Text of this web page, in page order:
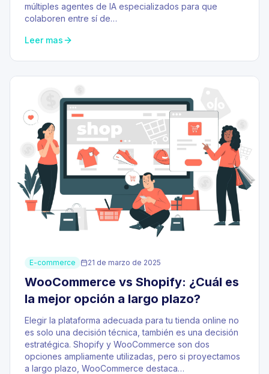
múltiples agentes de IA especializados para que
colaboren entre sí de…
Leer mas
E-commerce 21 de marzo de 2025
WooCommerce vs Shopify: ¿Cuál es
la mejor opción a largo plazo?
Elegir la plataforma adecuada para tu tienda online no
es solo una decisión técnica, también es una decisión
estratégica. Shopify y WooCommerce son dos
opciones ampliamente utilizadas, pero si proyectamos
a largo plazo, WooCommerce destaca…